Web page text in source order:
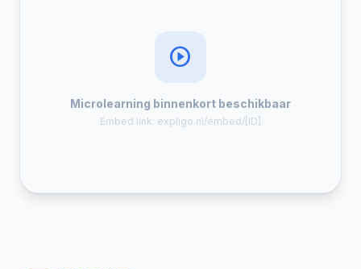
play_circle
Microlearning binnenkort beschikbaar
Embed link: expligo.nl/embed/[ID]